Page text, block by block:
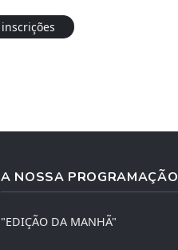
inscrições
A NOSSA PROGRAMAÇÃO
"EDIÇÃO DA MANHÃ"